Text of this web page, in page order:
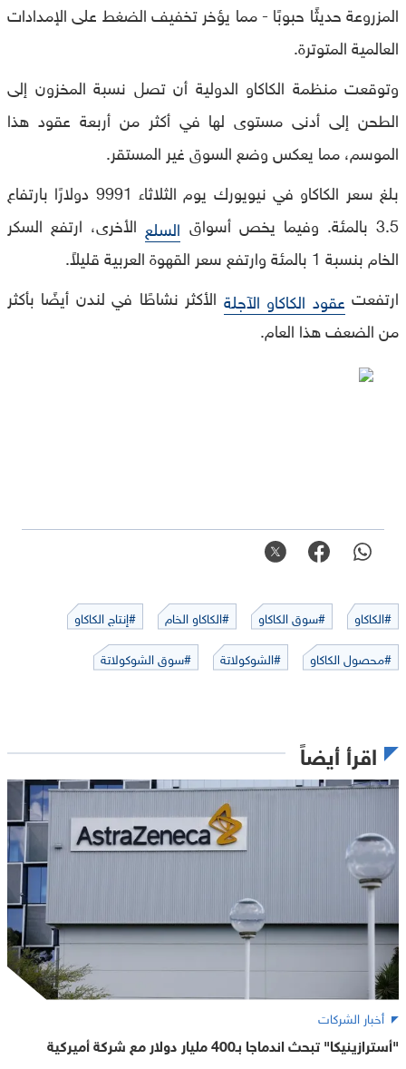
المزروعة حديثًا حبوبًا - مما يؤخر تخفيف الضغط على الإمدادات
العالمية المتوترة.
وتوقعت منظمة الكاكاو الدولية أن تصل نسبة المخزون إلى
الطحن إلى أدنى مستوى لها في أكثر من أربعة عقود هذا
الموسم، مما يعكس وضع السوق غير المستقر.
بلغ سعر الكاكاو في نيويورك يوم الثلاثاء 9991 دولارًا بارتفاع
3.5 بالمئة. وفيما يخص أسواق
السلع الأخرى، ارتفع السكر
الخام بنسبة 1 بالمئة وارتفع سعر القهوة العربية قليلاً.
ارتفعت عقود الكاكاو الآجلة الأكثر نشاطًا في لندن أيضًا بأكثر
من الضعف هذا العام.
#الكاكاو #سوق الكاكاو #الكاكاو الخام
#إنتاج الكاكاو
#محصول الكاكاو
#الشوكولاتة #سوق الشوكولاتة
اقرأ أيضاً
أخبار الشركات
"أسترازينيكا" تبحث اندماجا بـ400 مليار دولار مع شركة أميركية